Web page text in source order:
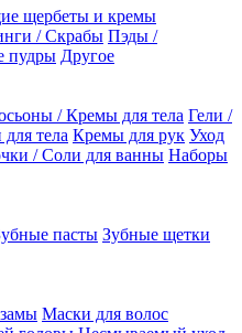
щербеты и кремы
/ Скрабы Пэды /
пудры Другое
/ Кремы для тела Гели /
тела Кремы для рук Уход
/ Соли для ванны Наборы
пасты Зубные щетки
Маски для волос